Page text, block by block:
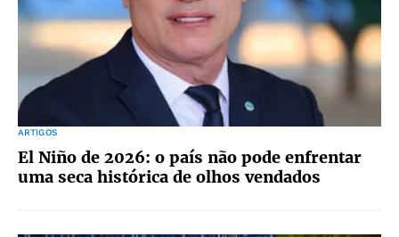
ARTIGOS
El Niño de 2026: o país não pode enfrentar
uma seca histórica de olhos vendados